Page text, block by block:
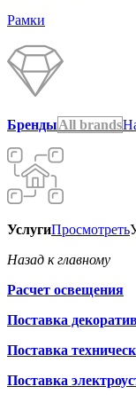
Рамки
БрендыAll brands
УслугиПросмотреть
Назад к главному
Расчет освещения
Поставка
Поставка
Поставка